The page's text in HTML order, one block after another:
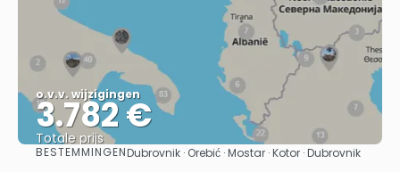
o.v.v. wijzigingen
3.782 €
Totale prijs
Bekijk
BESTEMMINGENDubrovnik · Orebić · Mostar · Kotor · Dubrovnik